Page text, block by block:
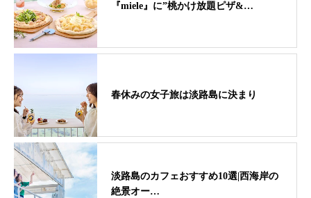
『miele』に”桃かけ放題ピザ&…
春休みの女子旅は淡路島に決まり
淡路島のカフェおすすめ10選|西海岸の
絶景オー…